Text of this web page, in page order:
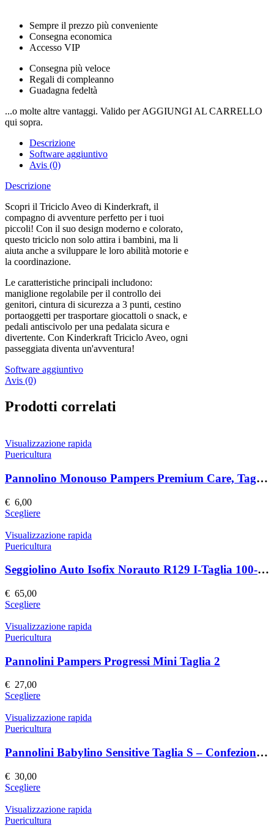
Sempre il prezzo più conveniente
Consegna economica
Accesso VIP
Consegna più veloce
Regali di compleanno
Guadagna fedeltà
...o molte altre vantaggi. Valido per AGGIUNGI AL CARRELLO
qui sopra.
Descrizione
Software aggiuntivo
Avis (0)
Descrizione
Scopri il Triciclo Aveo di Kinderkraft, il
compagno di avventure perfetto per i tuoi
piccoli! Con il suo design moderno e colorato,
questo triciclo non solo attira i bambini, ma li
aiuta anche a sviluppare le loro abilità motorie e
la coordinazione.
Le caratteristiche principali includono:
maniglione regolabile per il controllo dei
genitori, cintura di sicurezza a 3 punti, cestino
portaoggetti per trasportare giocattoli o snack, e
pedali antiscivolo per una pedalata sicura e
divertente. Con Kinderkraft Triciclo Aveo, ogni
passeggiata diventa un'avventura!
Software aggiuntivo
Avis (0)
Prodotti correlati
Visualizzazione rapida
Puericultura
Pannolino Monouso Pampers Premium Care, Taglia 76309
€ 6,00
ScegliereQuesto
ha
più
Le
scelte
nella
pagina
del
prodotto
Visualizzazione rapida
Puericultura
Seggiolino Auto Isofix Norauto R129 I-Taglia 100-150 cm
€ 65,00
ScegliereQuesto
ha
più
Le
opzioni
scelte
nella
pagina
del
prodotto
Visualizzazione rapida
Puericultura
Pannolini Pampers Progressi Mini Taglia 2
€ 27,00
ScegliereQuesto
ha
più
Le
opzioni
scelte
nella
pagina
Visualizzazione rapida
Puericultura
Pannolini Babylino Sensitive Taglia S – Confezione da 30
€ 30,00
ScegliereQuesto
ha
più
Visualizzazione rapida
Puericultura